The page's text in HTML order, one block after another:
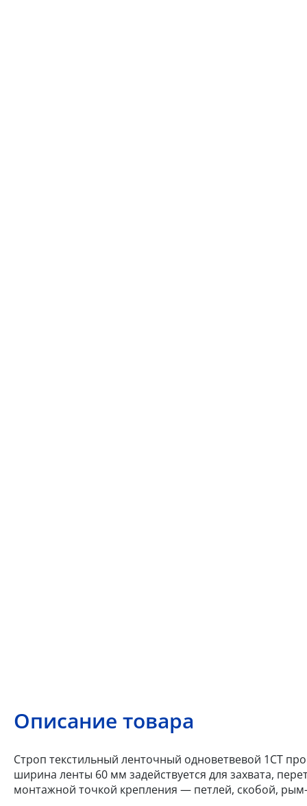
Описание товара
Строп текстильный ленточный одноветвевой 1СТ
ширина ленты 60 мм задействуется для захвата,
монтажной точкой крепления — петлей, скобой,